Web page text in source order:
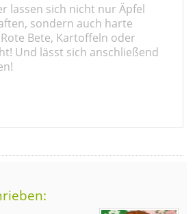
lassen sich nicht nur Äpfel
sondern auch harte
Bete, Kartoffeln oder
Und lässt sich anschließend